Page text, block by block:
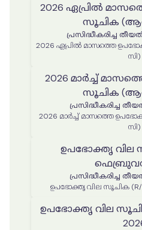
2026 ഏപ്രിൽ
സൂചിക
പ്രസിദ്ധീകരിച്ച
2026 ഏപ്രിൽ മാസത്തെ
സി)
2026 മാർച്ച്
സൂചിക
പ്രസിദ്ധീകരിച്ച
2026 മാർച്ച് മാസത്തെ
സി)
ഉപഭോക്തൃ വില
പ്രസിദ്ധീകരിച്ച
ഉപഭോക്തൃ വില